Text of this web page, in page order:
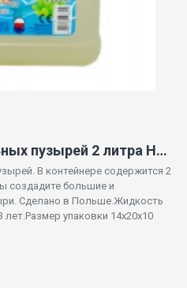
Жидкость для мыльных пузырей 2 литра H6557
В контейнере содержится 2
создадите большие и
Сделано в Польше.Жидкость
лет.Размер упаковки 14x20x10